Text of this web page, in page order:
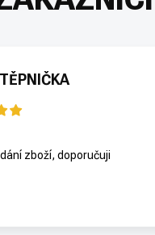
zboží, doporučuji